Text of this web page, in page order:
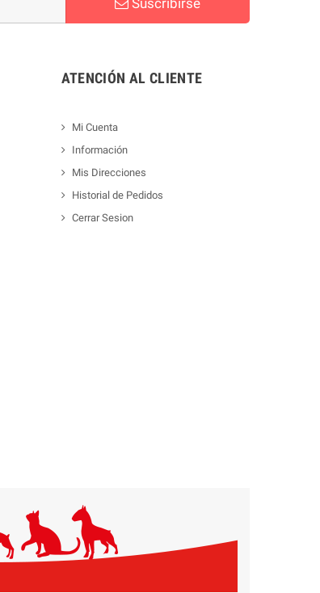
ATENCIÓN AL CLIENTE
Mi Cuenta
Información
Mis Direcciones
Historial de Pedidos
Cerrar Sesion